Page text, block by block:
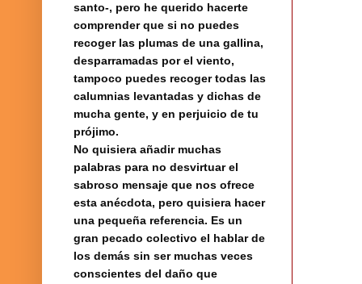
santo-, pero he querido hacerte
comprender que si no puedes
recoger las plumas de una gallina,
desparramadas por el viento,
tampoco puedes recoger todas las
calumnias levantadas y dichas de
mucha gente, y en perjuicio de tu
prójimo.
No quisiera añadir muchas
palabras para no desvirtuar el
sabroso mensaje que nos ofrece
esta anécdota, pero quisiera hacer
una pequeña referencia. Es un
gran pecado colectivo el hablar de
los demás sin ser muchas veces
conscientes del daño que